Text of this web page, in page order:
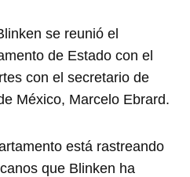
se reunió el
de Estado con el
con el secretario de
México, Marcelo Ebrard.
está rastreando
que Blinken ha